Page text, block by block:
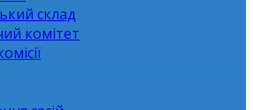
склад
комітет